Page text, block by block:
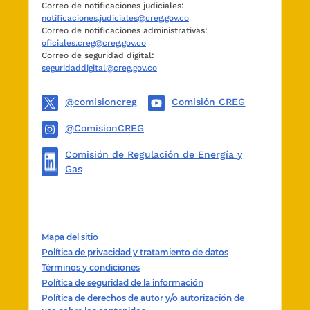
Que en mérito de lo expuesto,
RESUELVE:
CAPÍTULO I.
SISTEMA DE INFORMACIÓN DE COMBUSTIBLES
ARTÍCULO 1o. OBJETO.
de información de GNCV en el Sistema de
Información de Combustibles (SICOM), y
A partir de la entrada en vigencia de la presente
Resolución, el SICOM será la única fuente de
información oficial para efectos de control de
los vehículos propulsados con GNCV, de los
equipos y de los talleres de conversión.
Correo de notificaciones judiciales:
notificaciones.judiciales@creg.gov.co
Correo de notificaciones administrativas:
oficiales.creg@creg.gov.co
Correo de seguridad digital:
seguridaddigital@creg.gov.co
@comisioncreg Comisión CREG
@ComisionCREG
Comisión de Regulación de Energía y
Gas
Mapa del sitio
Política de privacidad y tratamiento de datos
Términos y condiciones
Política de seguridad de la información
Política de derechos de autor y/o autorización de